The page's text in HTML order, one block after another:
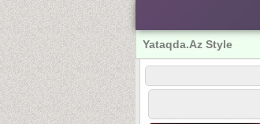
Yataqda.Az Style